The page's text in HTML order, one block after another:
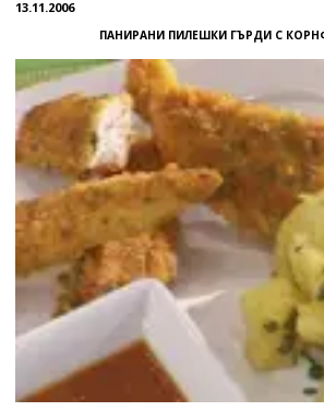
13.11.2006
ПАНИРАНИ ПИЛЕШКИ ГЪРДИ С